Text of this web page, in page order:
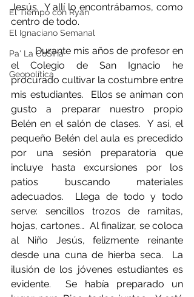
El Tiempo con Ryan
El Ignaciano Semanal
Pa' La CoSIna
Geopolítica
Jesús.  Y allí lo encontrábamos, como
centro de todo.
Durante mis años de profesor en
el Colegio de San Ignacio he
procurado cultivar la costumbre entre
mis estudiantes.  Ellos se animan con
gusto a preparar nuestro propio
Belén en el salón de clases.  Y así, el
pequeño Belén del aula es precedido
por una sesión preparatoria que
incluye hasta excursiones por los
patios buscando materiales
adecuados.  Llega de todo y todo
serve: sencillos trozos de ramitas,
hojas, cartones…  Al finalizar, se coloca
al Niño Jesús, felizmente reinante
desde una cuna de hierba seca.  La
ilusión de los jóvenes estudiantes es
evidente.  Se había preparado un